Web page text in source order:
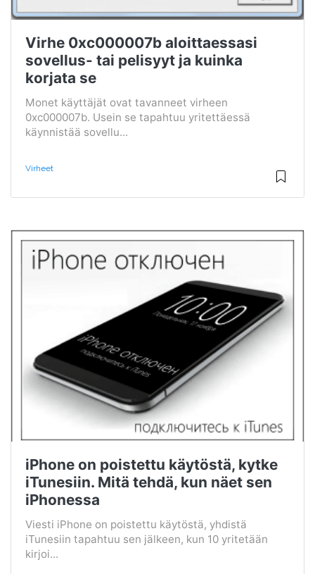
Virhe 0xc000007b aloittaessasi
sovellus- tai pelisyyt ja kuinka
korjata se
Monet käyttäjät ovat tavanneet virheen
0xc000007b. Usein se tapahtuu yritettäessä
käynnistää sovellu...
Virheet
iPhone on poistettu käytöstä, kytke
iTunesiin. Mitä tehdä, kun näet sen
iPhonessa
Viesti iPhone on poistettu käytöstä, yhdistä
iTunesiin tapahtuu sen jälkeen, kun 10 yritetään
kirjoi...